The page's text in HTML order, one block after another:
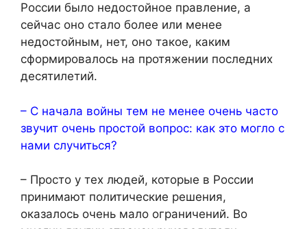
России было недостойное правление, а
сейчас оно стало более или менее
недостойным, нет, оно такое, каким
сформировалось на протяжении последних
десятилетий.
– С начала войны тем не менее очень часто
звучит очень простой вопрос: как это могло с
нами случиться?
– Просто у тех людей, которые в России
принимают политические решения,
оказалось очень мало ограничений. Во